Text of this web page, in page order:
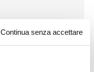
Continua senza accettare